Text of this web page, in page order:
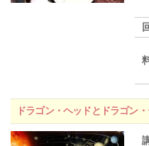
ドラゴン・ヘッドとドラゴン